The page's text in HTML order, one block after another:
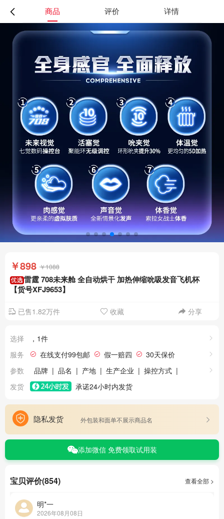
商品 评价 详情
￥898 ￥1088
雷霆 708未来舱 全自动烘干 加热伸缩吮吸发音飞机杯
【货号XFJ9653】
已售1.82万件 收藏 分享
选择
，1件
服务
在线支付99包邮 假一赔四
30天保价
参数 品牌 | 品名 | 产地 | 生产企业 | 操控方式 |
通道材质 |
内径 | 刺激方式 | 通道数量 |
发货 承诺24小时内发货
隐私发货 外包装和面单不展示商品名
添加微信 免费领取试用装
宝贝评价(854) 查看全部 >
明*一
2026年08月08日